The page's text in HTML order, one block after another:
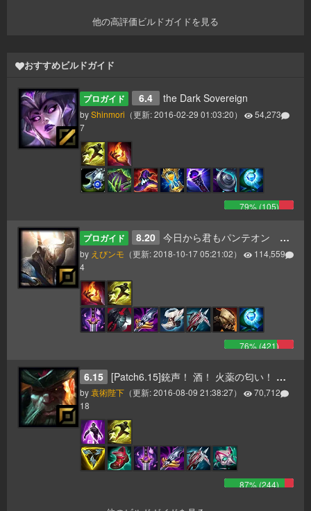
他の高評価ビルドガイドを見る
おすすめビルドガイド
プロガイド 6.4 the Dark Sovereign
byShinmori （更新:2016-02-29 01:03:20）
54,273
7
79% (105)
プロガイド 8.20 今日から君もパンテオン 更新8.20
by えびンモ （更新:2018-10-17 05:21:02）
114,559
4
76% (421)
6.15 [Patch6.15]銃声！ 酒！ 火薬の匂い！ そして一斉砲撃のお知らせだ！ ヤーハハーハー！
by 袁術陛下 （更新:2016-08-09 21:38:27）
70,712
18
87% (244)